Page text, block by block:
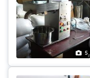
5